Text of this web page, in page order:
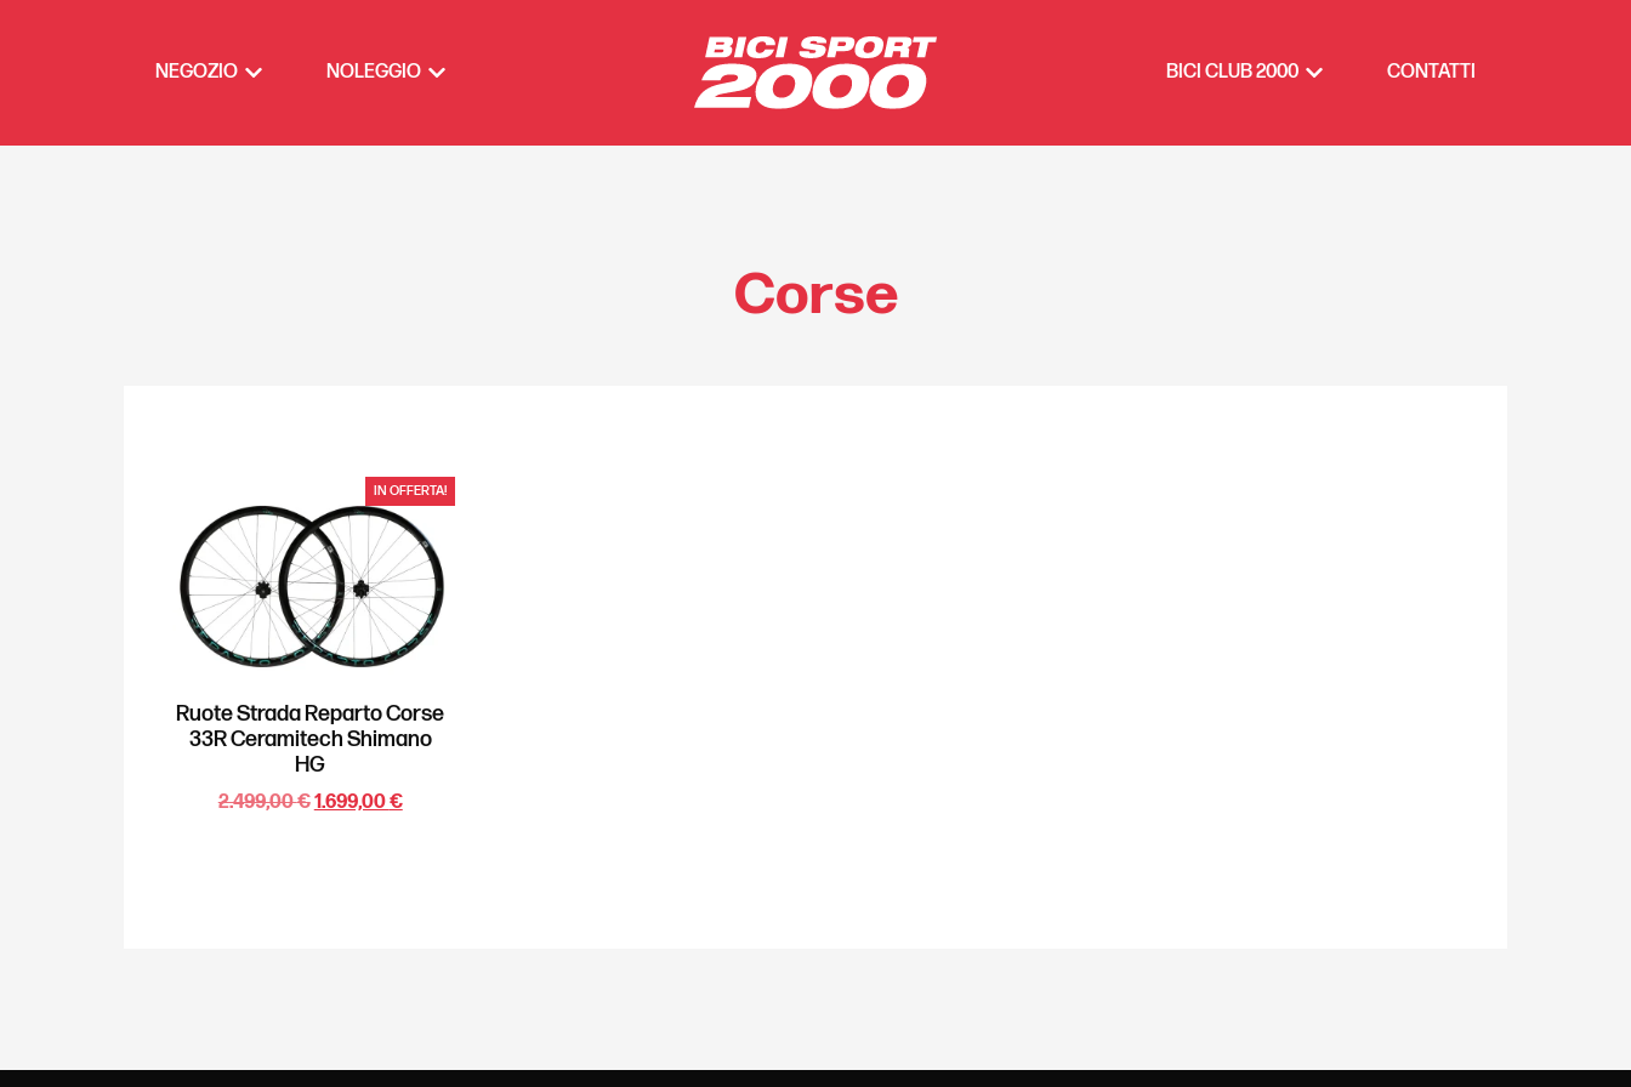
NEGOZIO NOLEGGIO BICI CLUB 2000 CONTATTI
Corse
IN OFFERTA!
Ruote Strada Reparto Corse
33R Ceramitech Shimano
HG
2.499,00€1.699,00€